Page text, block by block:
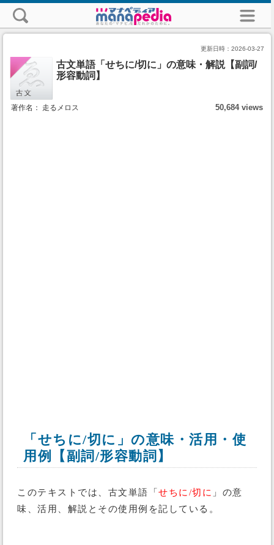
更新日時： 2026-03-27
古文単語「せちに/切に」の意味・解説【副詞/
形容動詞】
著作名： 走るメロス 50,684 views
「せちに/切に」の意味・活用・使
用例【副詞/形容動詞】
このテキストでは、古文単語「 せちに/切に 」の意
味、活用、解説とその使用例を記している。